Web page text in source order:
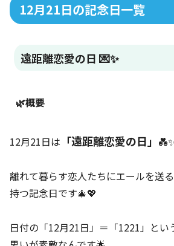
12月21日の記念日一覧
遠距離恋愛の日 💌✨
🌿概要
12月21日は 「遠距離恋愛の日」
離れて暮らす恋人たちにエールを送
持つ記念日です🎄💖
日付の「12月21日」＝「1221」とい